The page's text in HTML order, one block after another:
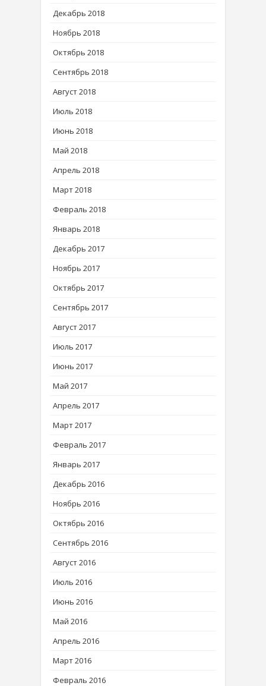
Декабрь 2018
Ноябрь 2018
Октябрь 2018
Сентябрь 2018
Август 2018
Июль 2018
Июнь 2018
Май 2018
Апрель 2018
Март 2018
Февраль 2018
Январь 2018
Декабрь 2017
Ноябрь 2017
Октябрь 2017
Сентябрь 2017
Август 2017
Июль 2017
Июнь 2017
Май 2017
Апрель 2017
Март 2017
Февраль 2017
Январь 2017
Декабрь 2016
Ноябрь 2016
Октябрь 2016
Сентябрь 2016
Август 2016
Июль 2016
Июнь 2016
Май 2016
Апрель 2016
Март 2016
Февраль 2016